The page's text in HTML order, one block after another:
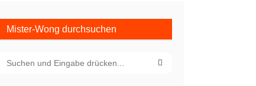
Mister-Wong durchsuchen